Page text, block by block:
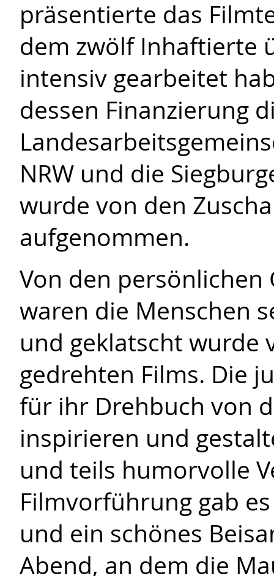
präsentierte das
dem zwölf Inhaftierte
intensiv gearbeitet
dessen Finanzierung
NRW und die
wurde von den
aufgenommen.
Von den
waren die Menschen
und geklatscht wurde
gedrehten Films. Die
für ihr Drehbuch von
inspirieren und
und teils humorvolle
Filmvorführung gab
und ein schönes
Abend, an dem die